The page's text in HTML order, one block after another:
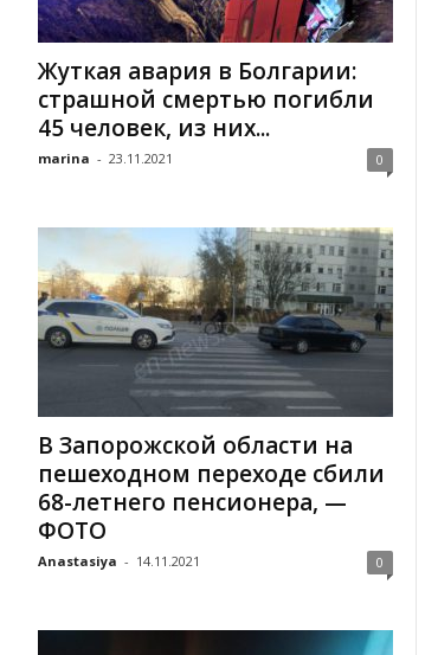
Жуткая авария в Болгарии:
страшной смертью погибли
45 человек, из них...
marina - 23.11.2021 0
В Запорожской области на
пешеходном переходе сбили
68-летнего пенсионера, —
ФОТО
Anastasiya - 14.11.2021 0